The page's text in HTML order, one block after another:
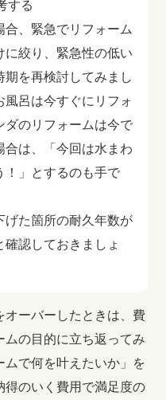
する
、緊急でリフォーム
に絞り、緊急性の低い
を再検討してみまし
風呂は今すぐにリフォ
ダのリフォームは今で
は、「今回は水まわ
！」とするのも手で
げた箇所の耐久年数が
認しておきましょ
オーバーしたときは、費
の目的に立ち返ってみ
で何を叶えたいか」を
のいく費用で満足度の